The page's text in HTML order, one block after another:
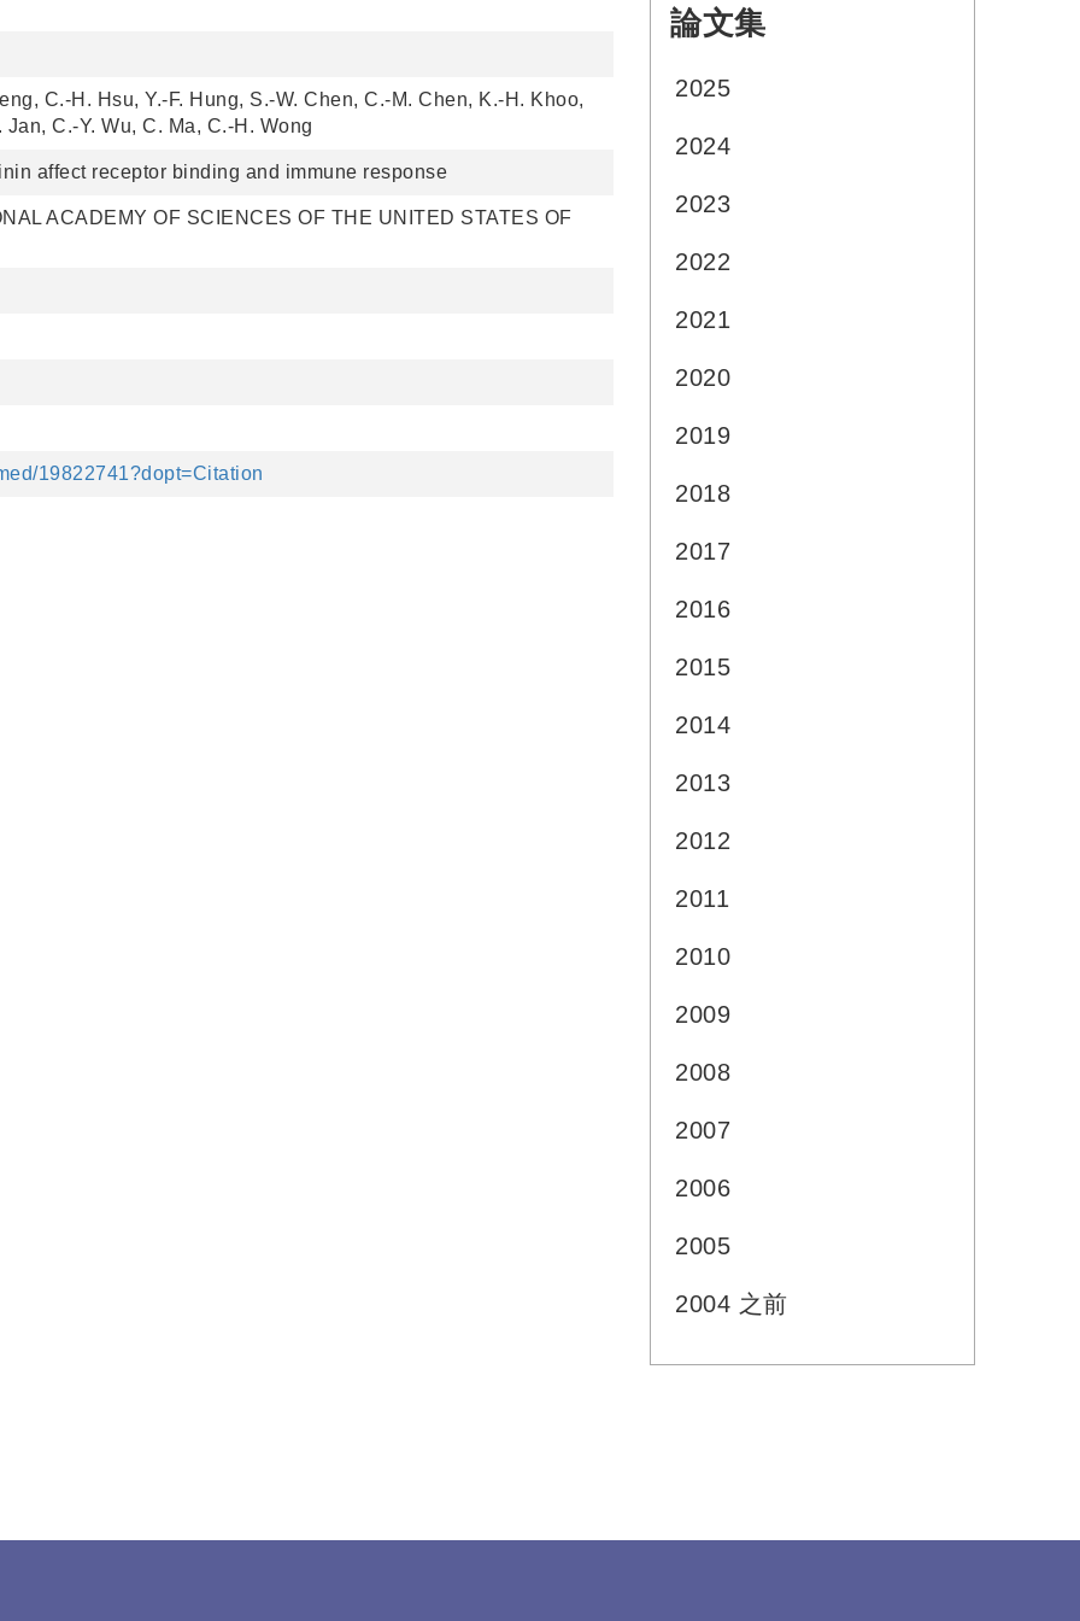
C.-H. Hsu, Y.-F. Hung, S.-W. Chen, C.-M. Chen, K.-H. Khoo,
C.-Y. Wu, C. Ma, C.-H. Wong
affect receptor binding and immune response
ACADEMY OF SCIENCES OF THE UNITED STATES OF
19822741?dopt=Citation
論文集
2025
2024
2023
2022
2021
2020
2019
2018
2017
2016
2015
2014
2013
2012
2011
2010
2009
2008
2007
2006
2005
2004 之前